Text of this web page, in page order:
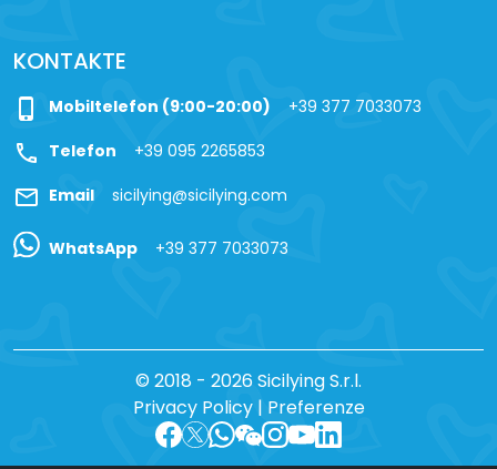
KONTAKTE
phone_iphone Mobiltelefon (9:00-20:00) +39 377 7033073
call Telefon +39 095 2265853
mail Email sicilying@sicilying.com
WhatsApp +39 377 7033073
© 2018 - 2026 Sicilying S.r.l.
Privacy Policy| Preferenze